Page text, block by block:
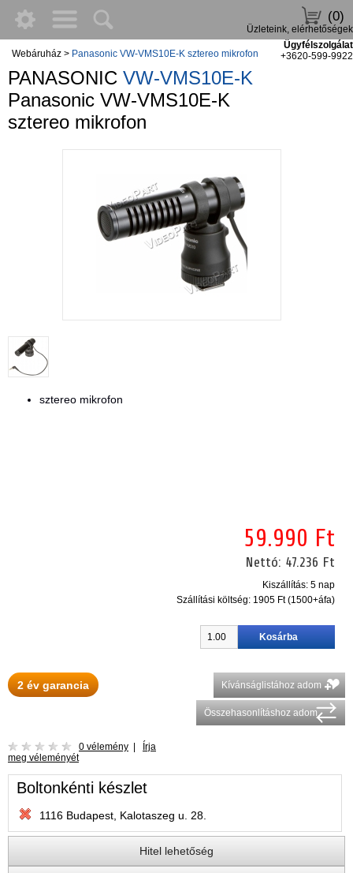
(0)
Üzleteink, elérhetőségek
Ügyfélszolgálat
+3620-599-9922
Webáruház > Panasonic VW-VMS10E-K sztereo mikrofon
PANASONIC VW-VMS10E-K
Panasonic VW-VMS10E-K
sztereo mikrofon
sztereo mikrofon
59.990 Ft
Nettó: 47.236 Ft
Kiszállítás: 5 nap
Szállítási költség: 1905 Ft (1500+áfa)
2 év garancia Kívánságlistához adom
Összehasonlításhoz adom
0 vélemény
Írja
meg véleményét
Boltonkénti készlet
1116 Budapest, Kalotaszeg u. 28.
Hitel lehetőség